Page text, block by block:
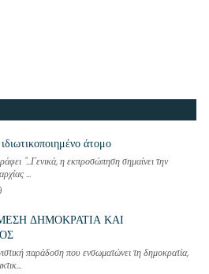
άτομο
"...Γενικά, η εκπροσώπηση σημαίνει την
...
ΔΗΜΟΚΡΑΤΙΑ ΚΑΙ
παράδοση που ενσωματώνει τη δημοκρατία,